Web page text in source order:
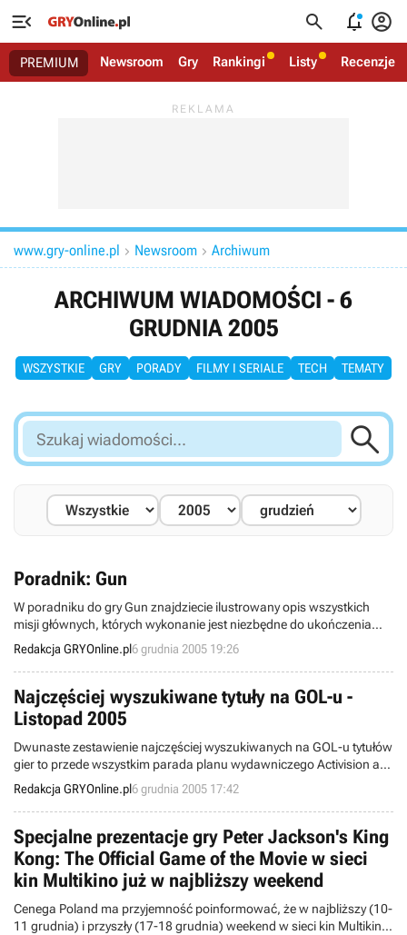
   
PREMIUM Newsroom Gry Rankingi Listy Recenzje
www.gry-online.pl  Newsroom  Archiwum
ARCHIWUM WIADOMOŚCI - 6
GRUDNIA 2005
WSZYSTKIE GRY PORADY FILMY I SERIALE TECH TEMATY
Szukaj
wiadomości...

Poradnik: Gun
W poradniku do gry Gun znajdziecie ilustrowany opis wszystkich
misji głównych, których wykonanie jest niezbędne do ukończenia
gry, oraz informacje o zadaniach pobocznych, stanowiących niemal
połowę wszystkich questów w grze.
Redakcja GRYOnline.pl6 grudnia 2005 19:26
Najczęściej wyszukiwane tytuły na GOL-u -
Listopad 2005
Dwunaste zestawienie najczęściej wyszukiwanych na GOL-u tytułów
gier to przede wszystkim parada planu wydawniczego Activision a
na naszym podwórku LEM-a. Oraz Electronic Arts. Przy okazji jest to
parada naprawdę głośnych tytułów – cóż, najwięksi wiedzą, że
najlepsze gry wydaje się przed Świętami.
Redakcja GRYOnline.pl6 grudnia 2005 17:42
Specjalne prezentacje gry Peter Jackson's King
Kong: The Official Game of the Movie w sieci
kin Multikino już w najbliższy weekend
Cenega Poland ma przyjemność poinformować, że w najbliższy (10-
11 grudnia) i przyszły (17-18 grudnia) weekend w sieci kin Multikino